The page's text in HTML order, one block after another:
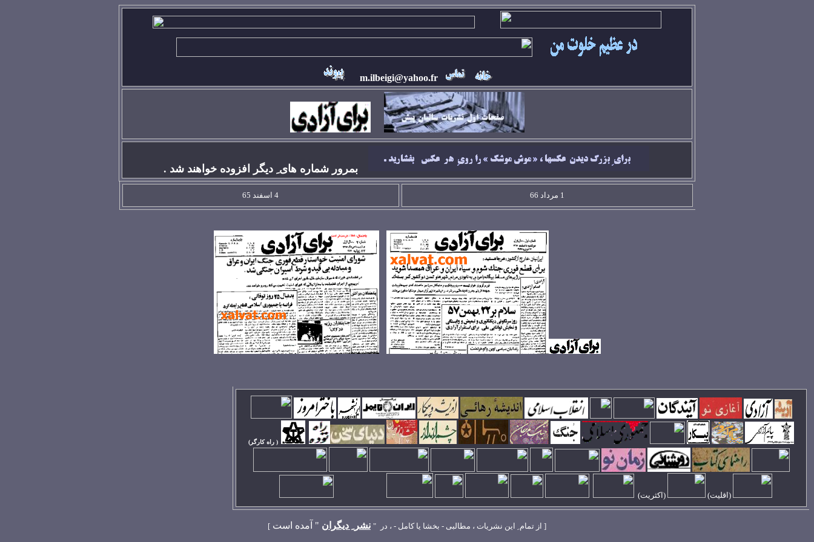
m.ilbeigi@yahoo.fr
بمرور شماره های ِ ديگر افزوده خواهند شد .
1 مرداد 66 4 اسفند 65
( راه کارگر)
( اقليت) (اکثريت)
[ از تمام ِ اين نشريات ، مطالبی - بخشا يا کامل - ، در " نشر ِ ديگران " آمده است ]